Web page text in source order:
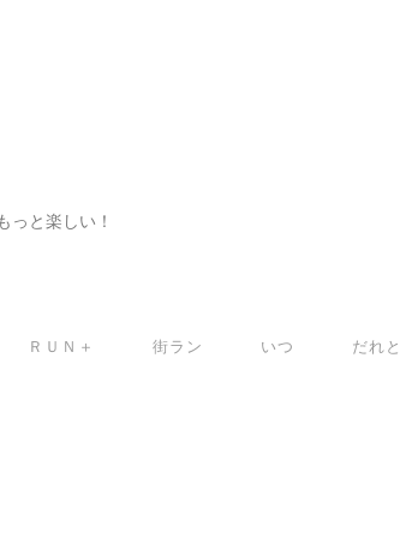
っと楽しい！
ＲＵＮ＋ 街ラン いつ だれと